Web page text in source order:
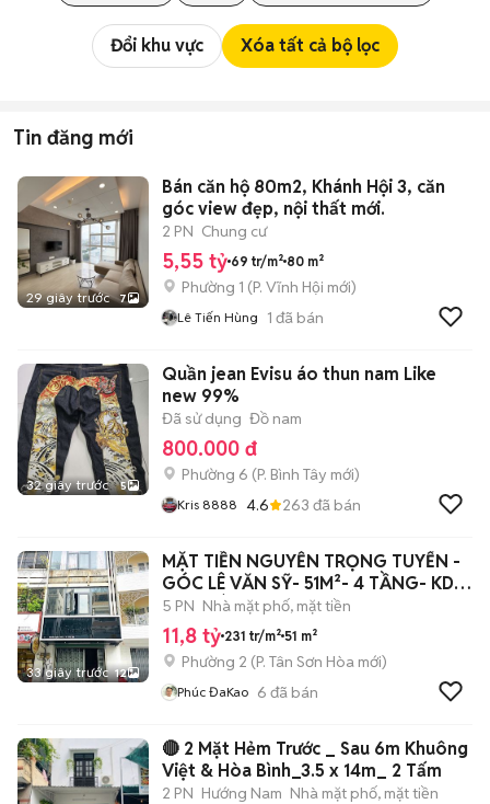
Đổi khu vực Xóa tất cả bộ lọc
Tin đăng mới
29 giây trước 7
Bán căn hộ 80m2, Khánh Hội 3, căn
góc view đẹp, nội thất mới.
2 PN Chung cư
5,55 tỷ 69 tr/m² 80 m²
Phường 1 (P. Vĩnh Hội mới)
Lê Tiến Hùng 1 đã bán
32 giây trước 5
Quần jean Evisu áo thun nam Like
new 99%
Đã sử dụng Đồ nam
800.000 đ
Phường 6 (P. Bình Tây mới)
Kris 8888 4.6 263 đã bán
33 giây trước 12
MẶT TIỀN NGUYỄN TRỌNG TUYỂN -
GÓC LÊ VĂN SỸ- 51M²- 4 TẦNG- KD
ĐA NGÀNH
5 PN Nhà mặt phố, mặt tiền
11,8 tỷ 231 tr/m² 51 m²
Phường 2 (P. Tân Sơn Hòa mới)
Phúc ĐaKao 6 đã bán
🔴 2 Mặt Hẻm Trước _ Sau 6m Khuông
Việt & Hòa Bình_3.5 x 14m_ 2 Tấm
2 PN Hướng Nam Nhà mặt phố, mặt tiền